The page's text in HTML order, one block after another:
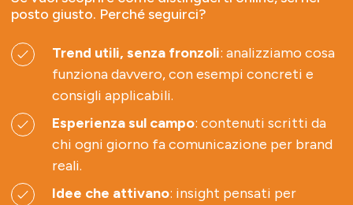
posto giusto. Perché seguirci?
Trend utili, senza fronzoli: analizziamo cosa
funziona davvero, con esempi concreti e
consigli applicabili.
Esperienza sul campo: contenuti scritti da
chi ogni giorno fa comunicazione per brand
reali.
Idee che attivano: insight pensati per